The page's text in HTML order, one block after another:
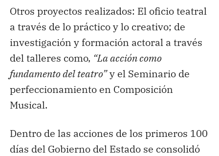
Otros proyectos realizados: El oficio teatral
a través de lo práctico y lo creativo; de
investigación y formación actoral a través
del talleres como, “La acción como
fundamento del teatro”y el Seminario de
perfeccionamiento en Composición
Musical.
Dentro de las acciones de los primeros 100
días del Gobierno del Estado se consolidó